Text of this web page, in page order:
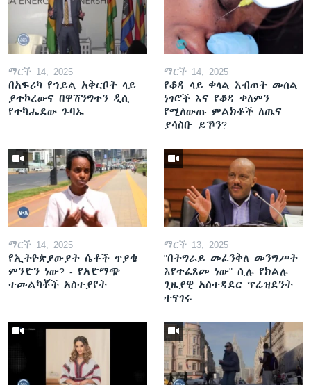
ማርች 14, 2025
በአፍሪካ የኅይል አቅርቦት ላይ
ያተኮረውና በዋሽንግተን ዲሲ
የተካሔደው ጉባኤ
ማርች 14, 2025
የቆዳ ላይ ቀላል እብጠት መሰል
ነገሮች እና የቆዳ ቀለምን
የሚለውጡ ምልክቶች ለጤና
ያሳስቡ ይኾን?
ማርች 14, 2025
የኢትዮጵያውያት ሴቶች ጥያቄ
ምንድን ነው? - የአድማጭ
ተመልካቾች አስተያየት
ማርች 13, 2025
"በትግራይ መፈንቅለ መንግሥት
እየተፈጸመ ነው" ሲሉ የክልሉ
ጊዜያዊ አስተዳደር ፕሬዝደንት
ተናገሩ